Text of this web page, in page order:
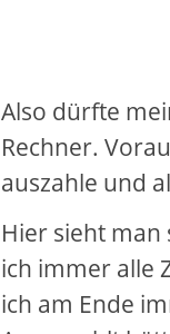
Also dürfte
Rechner.
auszahle und
Hier sieht man
ich immer alle
ich am Ende